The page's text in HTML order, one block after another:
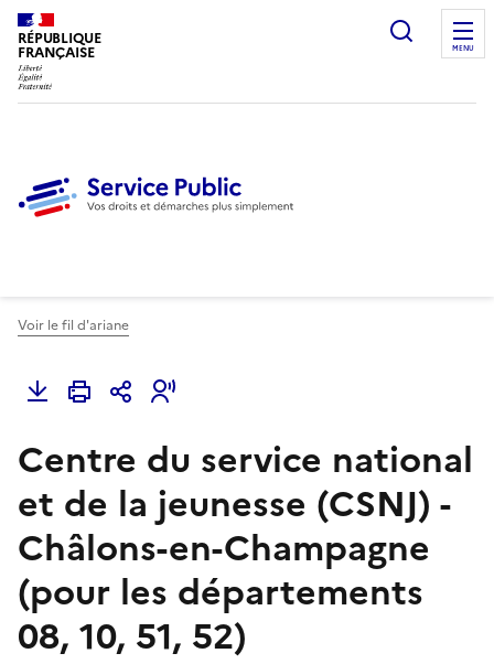
RÉPUBLIQUE
FRANÇAISE
Ouvrir
MENU
Voir le fil d'ariane
Centre du service national
et de la jeunesse (CSNJ) -
Châlons-en-Champagne
(pour les départements
08, 10, 51, 52)